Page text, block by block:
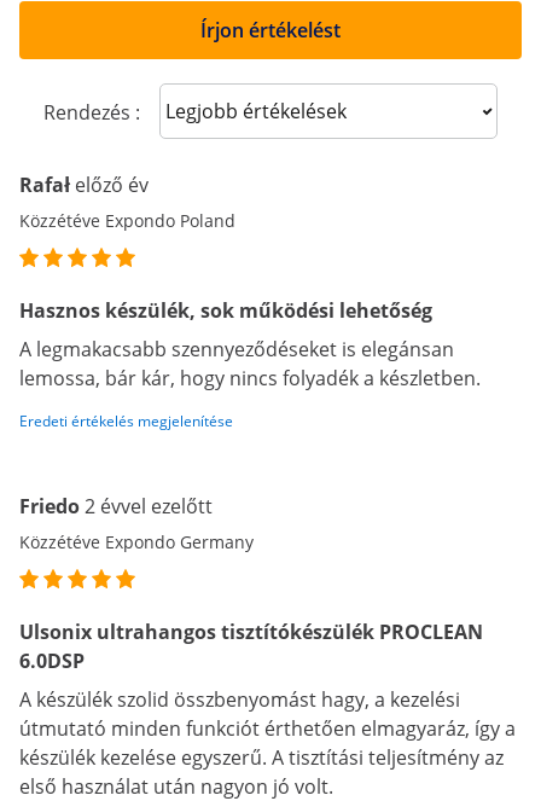
Írjon értékelést
Rendezés : Sort reviews
Rafał előző év
Közzétéve Expondo Poland
Hasznos készülék, sok működési lehetőség
A legmakacsabb szennyeződéseket is elegánsan
lemossa, bár kár, hogy nincs folyadék a készletben.
Eredeti értékelés megjelenítése
Friedo2 évvel ezelőtt
Közzétéve Expondo Germany
Ulsonix ultrahangos tisztítókészülék PROCLEAN
6.0DSP
A készülék szolid összbenyomást hagy, a kezelési
útmutató minden funkciót érthetően elmagyaráz, így a
készülék kezelése egyszerű. A tisztítási teljesítmény az
első használat után nagyon jó volt.